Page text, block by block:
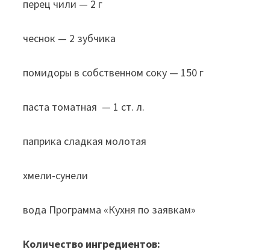
перец чили — 2 г
чеснок — 2 зубчика
помидоры в собственном соку — 150 г
паста томатная — 1 ст. л.
паприка сладкая молотая
хмели-сунели
вода Программа «Кухня по заявкам»
Количество ингредиентов: